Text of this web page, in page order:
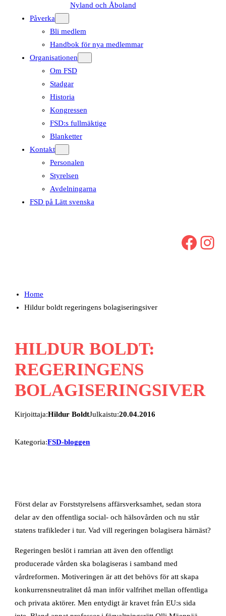
Nyland och Åboland
Påverka
Bli medlem
Handbok för nya medlemmar
Organisationen
Om FSD
Stadgar
Historia
Kongressen
FSD:s fullmäktige
Blanketter
Kontakt
Personalen
Styrelsen
Avdelningarna
FSD på Lätt svenska
Facebook Instagram
Home
Hildur boldt regeringens bolagiseringsiver
HILDUR BOLDT:
REGERINGENS
BOLAGISERINGSIVER
Kirjoittaja:Hildur BoldtJulkaistu:20.04.2016
Kategoria:FSD-bloggen
Först delar av Forststyrelsens affärsverksamhet, sedan stora
delar av den offentliga social- och hälsovården och nu står
statens trafikleder i tur. Vad vill regeringen bolagisera härnäst?
Regeringen beslöt i ramrian att även den offentligt
producerade vården ska bolagiseras i samband med
vårdreformen. Motiveringen är att det behövs för att skapa
konkurrensneutralitet då man inför valfrihet mellan offentliga
och privata aktörer. Men entydigt är kravet från EU:s sida